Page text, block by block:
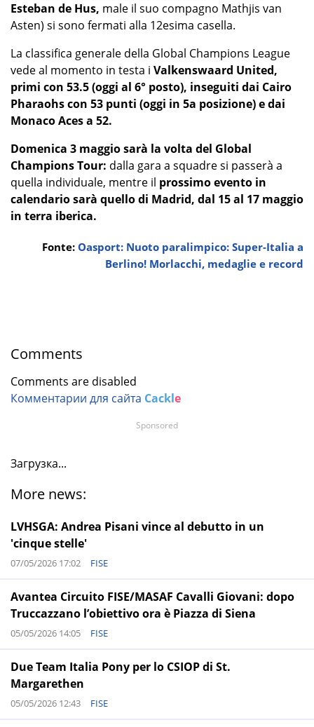
Esteban de Hus, male il suo compagno Mathjis van
Asten) si sono fermati alla 12esima casella.
La classifica generale della Global Champions League
vede al momento in testa i Valkenswaard United,
primi con 53.5 (oggi al 6° posto), inseguiti dai Cairo
Pharaohs con 53 punti (oggi in 5a posizione) e dai
Monaco Aces a 52.
Domenica 3 maggio sarà la volta del Global
Champions Tour: dalla gara a squadre si passerà a
quella individuale, mentre il prossimo evento in
calendario sarà quello di Madrid, dal 15 al 17 maggio
in terra iberica.
Fonte: Oasport: Nuoto paralimpico: Super-Italia a
Berlino! Morlacchi, medaglie e record
Comments
Comments are disabled
Комментарии для сайта Cackle
Загрузка...
More news:
LVHSGA: Andrea Pisani vince al debutto in un
'cinque stelle'
07/05/2026 17:02 FISE
Avantea Circuito FISE/MASAF Cavalli Giovani: dopo
Truccazzano l’obiettivo ora è Piazza di Siena
05/05/2026 14:05 FISE
Due Team Italia Pony per lo CSIOP di St.
Margarethen
05/05/2026 12:43 FISE
Sponsored